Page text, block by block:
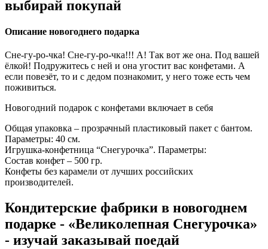
выбирай покупай
Описание новогоднего подарка
Сне-гу-ро-чка! Сне-гу-ро-чка!!! А! Так вот же она. Под вашей
ёлкой! Подружитесь с ней и она угостит вас конфетами. А
если повезёт, то и с дедом познакомит, у него тоже есть чем
поживиться.
Новогодний подарок с конфетами включает в себя
Общая упаковка – прозрачный пластиковый пакет с бантом.
Параметры: 40 см.
Игрушка-конфетница “Снегурочка”. Параметры:
Состав конфет – 500 гр.
Конфеты без карамели от лучших российских
производителей.
Кондитерские фабрики в новогоднем
подарке - «Великолепная Снегурочка»
- изучай заказывай поедай